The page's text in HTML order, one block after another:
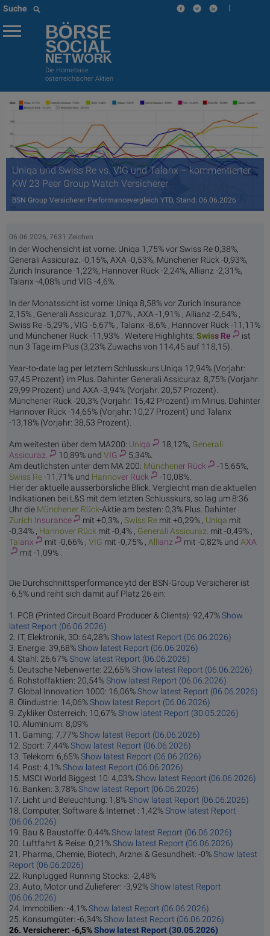
Suche |
BÖRSE
SOCIAL
NETWORK
Die Homebase
österreichischer Aktien
Uniqa und Swiss Re vs. VIG und Talanx – kommentierter
KW 23 Peer Group Watch Versicherer
BSN Group Versicherer Performancevergleich YTD, Stand: 06.06.2026
06.06.2026, 7631 Zeichen
In der Wochensicht ist vorne: Uniqa 1,75% vor Swiss Re 0,38%,
Generali Assicuraz. -0,15%, AXA -0,53%, Münchener Rück -0,93%,
Zurich Insurance -1,22%, Hannover Rück -2,24%, Allianz -2,31%,
Talanx -4,08% und VIG -4,6%.
In der Monatssicht ist vorne: Uniqa 8,58% vor Zurich Insurance
2,15% , Generali Assicuraz. 1,07% , AXA -1,91% , Allianz -2,64% ,
Swiss Re -5,29% , VIG -6,67% , Talanx -8,6% , Hannover Rück -11,11%
und Münchener Rück -11,93% . Weitere Highlights: Swiss Re
ist
nun 3 Tage im Plus (3,23% Zuwachs von 114,45 auf 118,15).
Year-to-date lag per letztem Schlusskurs Uniqa 12,94% (Vorjahr:
97,45 Prozent) im Plus. Dahinter Generali Assicuraz. 8,75% (Vorjahr:
29,99 Prozent) und AXA -3,94% (Vorjahr: 20,57 Prozent).
Münchener Rück -20,3% (Vorjahr: 15,42 Prozent) im Minus. Dahinter
Hannover Rück -14,65% (Vorjahr: 10,27 Prozent) und Talanx
-13,18% (Vorjahr: 38,53 Prozent).
Am weitesten über dem MA200: Uniqa 18,12%, Generali
Assicuraz.
10,89% und VIG
5,34%.
Am deutlichsten unter dem MA 200: Münchener Rück
-15,65%,
Swiss Re-11,71% und Hannover Rück
-10,08%.
Hier der aktuelle ausserbörsliche Blick. Vergleicht man die aktuellen
Indikationen bei L&S mit dem letzten Schlusskurs, so lag um 8:36
Uhr die Münchener Rück-Aktie am besten: 0,3% Plus. Dahinter
Zurich Insurance mit +0,3% , Swiss Re mit +0,29% , Uniqa mit
-0,34% , Hannover Rück mit -0,4% , Generali Assicuraz. mit -0,49% ,
Talanx mit -0,66% , VIG mit -0,75% , Allianz mit -0,82% und AXA
mit -1,09% .
Die Durchschnittsperformance ytd der BSN-Group Versicherer ist
-6,5% und reiht sich damit auf Platz 26 ein:
1. PCB (Printed Circuit Board Producer & Clients): 92,47%Show
latest Report (06.06.2026)
2. IT, Elektronik, 3D: 64,28%Show latest Report (06.06.2026)
3. Energie: 39,68%Show latest Report (06.06.2026)
4. Stahl: 26,67%Show latest Report (06.06.2026)
5. Deutsche Nebenwerte: 22,65%Show latest Report (06.06.2026)
6. Rohstoffaktien: 20,54%Show latest Report (06.06.2026)
7. Global Innovation 1000: 16,06%Show latest Report (06.06.2026)
8. Ölindustrie: 14,06%Show latest Report (06.06.2026)
9. Zykliker Österreich: 10,67%Show latest Report (30.05.2026)
10. Aluminium: 8,09%
11. Gaming: 7,77%Show latest Report (06.06.2026)
12. Sport: 7,44%Show latest Report (06.06.2026)
13. Telekom: 6,65%Show latest Report (06.06.2026)
14. Post: 4,1%Show latest Report (06.06.2026)
15. MSCI World Biggest 10: 4,03%Show latest Report (06.06.2026)
16. Banken: 3,78%Show latest Report (06.06.2026)
17. Licht und Beleuchtung: 1,8%Show latest Report (06.06.2026)
18. Computer, Software & Internet : 1,42%Show latest Report
(06.06.2026)
19. Bau & Baustoffe: 0,44%Show latest Report (06.06.2026)
20. Luftfahrt & Reise: 0,21%Show latest Report (06.06.2026)
21. Pharma, Chemie, Biotech, Arznei & Gesundheit: -0%Show latest
Report (06.06.2026)
22. Runplugged Running Stocks: -2,48%
23. Auto, Motor und Zulieferer: -3,92%Show latest Report
(06.06.2026)
24. Immobilien: -4,1%Show latest Report (06.06.2026)
25. Konsumgüter: -6,34%Show latest Report (06.06.2026)
26. Versicherer: -6,5%Show latest Report (30.05.2026)